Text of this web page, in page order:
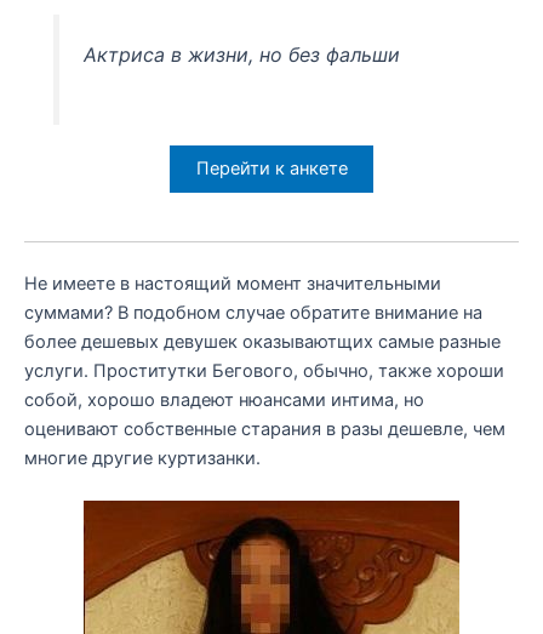
Актриса в жизни, но без фальши
Перейти к анкете
Не имеете в настоящий момент значительными
суммами? В подобном случае обратите внимание на
более дешевых девушек оказываютщих самые разные
услуги. Проститутки Бегового, обычно, также хороши
собой, хорошо владеют нюансами интима, но
оценивают собственные старания в разы дешевле, чем
многие другие куртизанки.